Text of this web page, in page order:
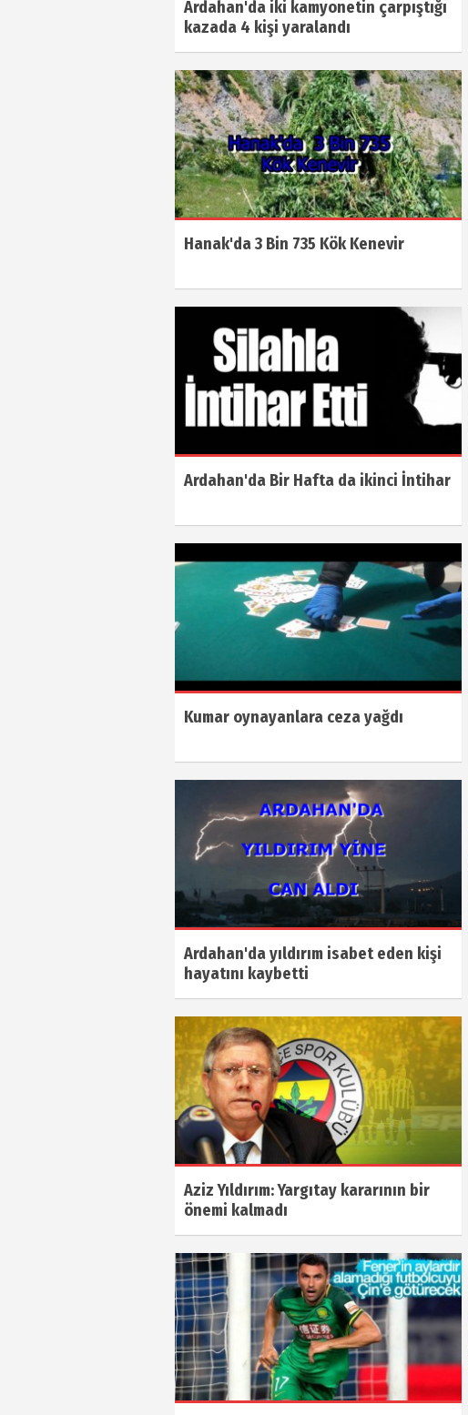
Ardahan'da iki kamyonetin çarpıştığı
kazada 4 kişi yaralandı
Hanak'da 3 Bin 735 Kök Kenevir
Ardahan'da Bir Hafta da ikinci İntihar
Kumar oynayanlara ceza yağdı
Ardahan'da yıldırım isabet eden kişi
hayatını kaybetti
Aziz Yıldırım: Yargıtay kararının bir
önemi kalmadı